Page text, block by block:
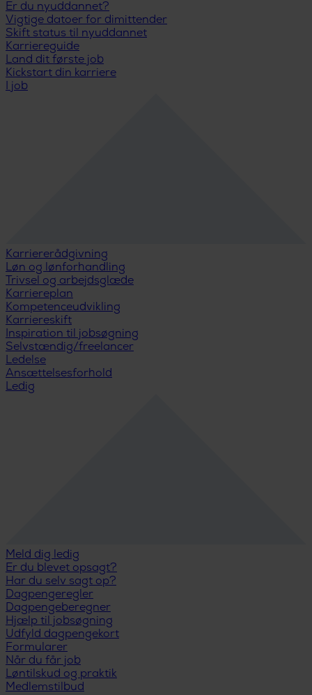
Er du nyuddannet?
Vigtige datoer for dimittender
Skift status til nyuddannet
Karriereguide
Land dit første job
Kickstart din karriere
I job
Karriererådgivning
Løn og lønforhandling
Trivsel og arbejdsglæde
Karriereplan
Kompetenceudvikling
Karriereskift
Inspiration til jobsøgning
Selvstændig/freelancer
Ledelse
Ansættelsesforhold
Ledig
Meld dig ledig
Er du blevet opsagt?
Har du selv sagt op?
Dagpengeregler
Dagpengeberegner
Hjælp til jobsøgning
Udfyld dagpengekort
Formularer
Når du får job
Løntilskud og praktik
Medlemstilbud